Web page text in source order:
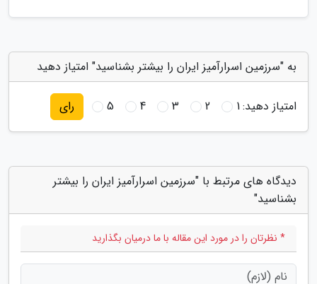
به "سرزمین اسرارآمیز ایران را بیشتر بشناسید" امتیاز دهید
امتیاز دهید:1
2
3
4
5 رای
دیدگاه های مرتبط با "سرزمین اسرارآمیز ایران را بیشتر
بشناسید"
* نظرتان را در مورد این مقاله با ما درمیان بگذارید